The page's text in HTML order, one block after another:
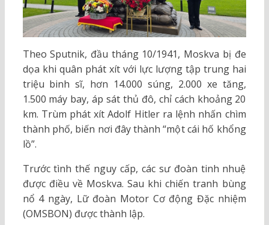
Theo Sputnik, đầu tháng 10/1941, Moskva bị đe
dọa khi quân phát xít với lực lượng tập trung hai
triệu binh sĩ, hơn 14.000 súng, 2.000 xe tăng,
1.500 máy bay, áp sát thủ đô, chỉ cách khoảng 20
km. Trùm phát xít Adolf Hitler ra lệnh nhấn chìm
thành phố, biến nơi đây thành “một cái hố khổng
lồ”.
Trước tình thế nguy cấp, các sư đoàn tinh nhuệ
được điều về Moskva. Sau khi chiến tranh bùng
nổ 4 ngày, Lữ đoàn Motor Cơ động Đặc nhiệm
(OMSBON) được thành lập.